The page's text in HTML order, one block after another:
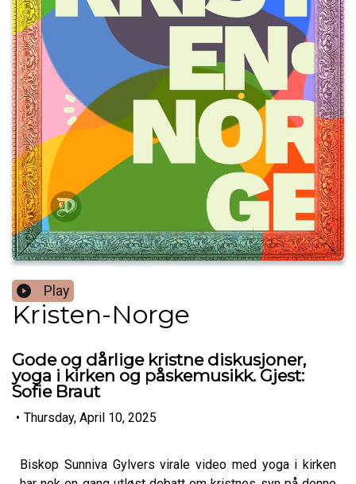
Play
Kristen-Norge
Gode og dårlige kristne diskusjoner,
yoga i kirken og påskemusikk. Gjest:
Sofie Braut
• Thursday, April 10, 2025
Biskop Sunniva Gylvers virale video med yoga i kirken